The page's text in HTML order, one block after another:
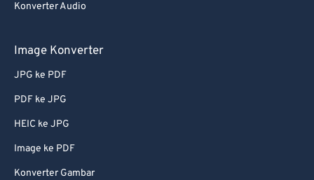
Konverter Audio
Image Konverter
JPG ke PDF
PDF ke JPG
HEIC ke JPG
Image ke PDF
Konverter Gambar